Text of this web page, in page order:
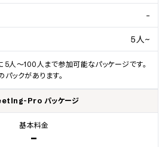
-
5人~
人～100人まで参加可能なパッケージです。
ックがあります。
Pro パッケージ
基本料金
-